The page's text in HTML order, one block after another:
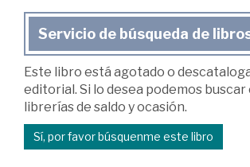
Servicio de búsqueda de
Este libro está agotado o
editorial. Si lo desea podemos
librerías de saldo y ocasión.
Sí, por favor búsquenme este libro